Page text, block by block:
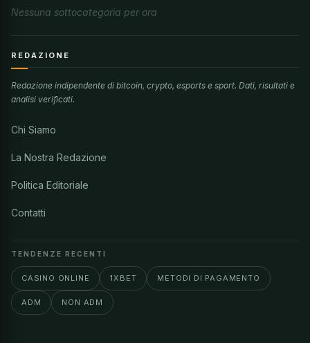
Nessuna sottocategoria per ora
REDAZIONE
Redazione indipendente di bitcoin, crypto, esports e sport. Dati, risultati e
analisi verificati.
Chi Siamo
La Nostra Redazione
Politica Editoriale
Contatti
TENDENZE RECENTI
CASINO ONLINE 1XBET METODI DI PAGAMENTO
ADM NON ADM